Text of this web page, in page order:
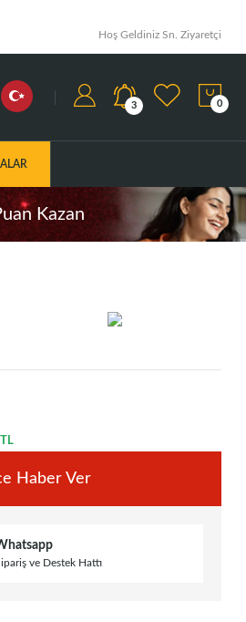
Hoş Geldiniz Sn. Ziyaretçi
3 0
Kazan
TL
Haber Ver
ve Destek Hattı